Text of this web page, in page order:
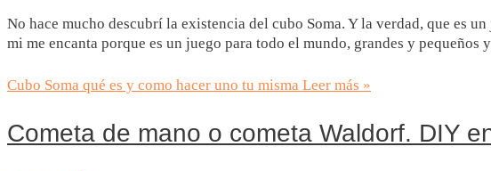
No hace mucho descubrí la existencia del cubo Soma. Y la verdad, que es
mi me encanta porque es un juego para todo el mundo, grandes y pequeños
Cubo Soma qué es y como hacer uno tu misma Leer más »
Cometa de mano o cometa Waldorf. DIY